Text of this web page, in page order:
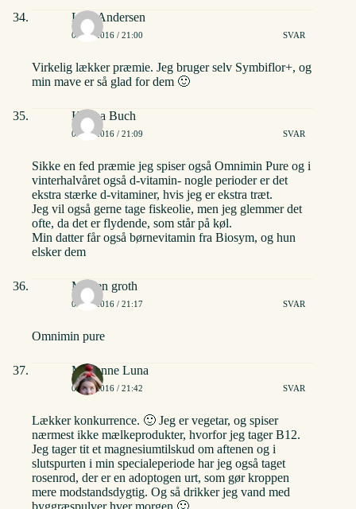
Line Andersen
02/06/2016 / 21:00 SVAR
Virkelig lækker præmie. Jeg bruger selv Symbiflor+, og
min mave er så glad for dem 🙂
Karina Buch
02/06/2016 / 21:09 SVAR
Sikke en fed præmie jeg spiser også Omnimin Pure og i
vinterhalvåret også d-vitamin- nogle perioder er det
ekstra stærke d-vitaminer, hvis jeg er ekstra træt.
Jeg vil også gerne tage fiskeolie, men jeg glemmer det
ofte, da det er flydende, som står på køl.
Min datter får også børnevitamin fra Biosym, og hun
elsker dem
Morten groth
02/06/2016 / 21:17 SVAR
Omnimin pure
Marianne Luna
02/06/2016 / 21:42 SVAR
Lækker konkurrence. 🙂 Jeg er vegetar, og spiser
nærmest ikke mælkeprodukter, hvorfor jeg tager B12.
Jeg tager tit et magnesiumtilskud om aftenen og i
slutspurten i min specialeperiode har jeg også taget
rosenrod, der er en adoptogen urt, som gør kroppen
mere modstandsdygtig. Og så drikker jeg vand med